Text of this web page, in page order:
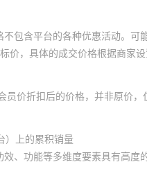
包含平台的各种优惠活动。
价，具体的成交价格根据商家
价折扣后的价格，并非原价，
）上的累积销量
、功能等多维度要素具有高